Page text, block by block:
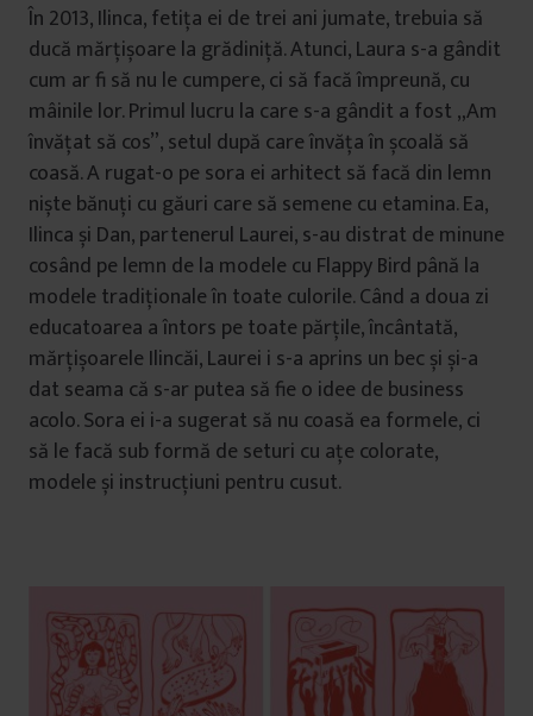
În 2013, Ilinca, fetița ei de trei ani jumate, trebuia să
ducă mărțișoare la grădiniță. Atunci, Laura s-a gândit
cum ar fi să nu le cumpere, ci să facă împreună, cu
mâinile lor. Primul lucru la care s-a gândit a fost „Am
învățat să cos”, setul după care învăța în școală să
coasă. A rugat-o pe sora ei arhitect să facă din lemn
niște bănuți cu găuri care să semene cu etamina. Ea,
Ilinca și Dan, partenerul Laurei, s-au distrat de minune
cosând pe lemn de la modele cu Flappy Bird până la
modele tradiționale în toate culorile. Când a doua zi
educatoarea a întors pe toate părțile, încântată,
mărțișoarele Ilincăi, Laurei i s-a aprins un bec și și-a
dat seama că s-ar putea să fie o idee de business
acolo. Sora ei i-a sugerat să nu coasă ea formele, ci
să le facă sub formă de seturi cu ațe colorate,
modele și instrucțiuni pentru cusut.